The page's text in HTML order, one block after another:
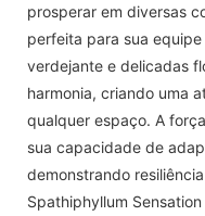
prosperar em diversas
perfeita para sua
verdejante e delicadas
harmonia, criando uma
qualquer espaço. A
sua capacidade de
demonstrando
Spathiphyllum